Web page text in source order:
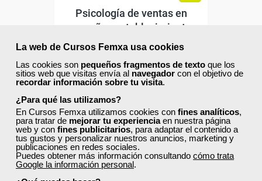
La web de Cursos Femxa usa cookies
Las cookies son pequeños fragmentos de texto que los
sitios web que visitas envía al navegador con el objetivo de
recordar información sobre tu visita.
¿Para qué las utilizamos?
En Cursos Femxa utilizamos cookies con fines analíticos,
para tratar de mejorar tu experienciaen nuestra página
web y con fines publicitarios, para adaptar el contenido a
tus gustos y personalizar nuestros anuncios, marketing y
publicaciones en redes sociales.
Puedes obtener más información consultando cómo trata
Google la información personal.
Psicología de ventas en
pequeños establecimientos
comerciales
Curso Gratuito
180 horas
Online (toda España)
Matrícula cerrada
4 246